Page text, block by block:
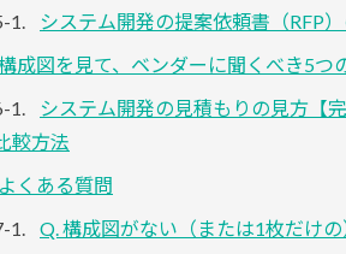
システム開発の提案依頼書（RFP
成図を見て、ベンダーに聞くべき5つ
システム開発の見積もりの見方【
較方法
よくある質問
Q. 構成図がない（または1枚だけ